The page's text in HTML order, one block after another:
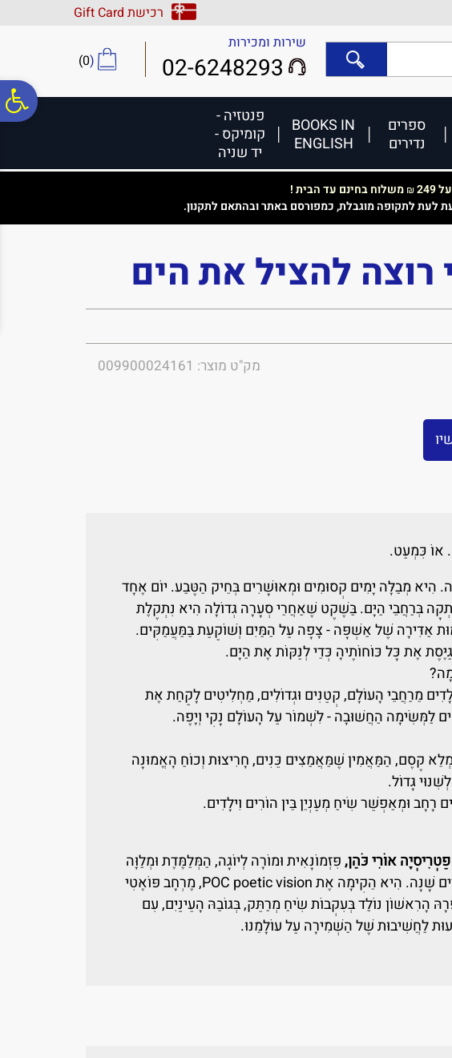
נגישות
אתר
המרכזי
רכישת Gift Card
שירות ומכירות
02-6248293
(
0
)
ספרים
נדירים
BOOKS IN
ENGLISH
פנטזיה -
קומיקס -
יד שניה
₪משלוח בחינם עד הבית !
לעת לתקופה מוגבלת, כמפורסם באתר ובהתאם לתקנון.
רוצה להציל את הים
מק"ט מוצר: 009900024161
אוֹ כִּמְעַט.
הִיא מְבַלָּה יָמִים קְסוּמִים וּמְאוּשָּׁרִים בְּחֵיק הַטֶּבַע. יוֹם אֶחָד
בְּרַחֲבֵי הַיָּם. בַּשֶּׁקֶט שֶׁאַחֲרֵי סְעָרָה גְּדוֹלָה הִיא נִתְקֶלֶת
אַדִּירָה שֶׁל אַשְׁפָּה - צָפָה עַל הַמַּיִם וְשׁוֹקַעַת בַּמַּעֲמַקִּים.
אֶת כָּל כּוֹחוֹתֶיהָ כְּדֵי לְנַקּוֹת אֶת הַיָּם.
מֵרַחֲבֵי הָעוֹלָם, קְטַנִּים וּגְדוֹלִים, מַחְלִיטִים לָקַחַת אֶת
לַמְּשִׂימָה הַחֲשׁוּבָה - לִשְׁמוֹר עַל הָעוֹלָם נָקִי וְיָפֶה.
קֶסֶם, הַמַּאֲמִין שֶׁמַּאֲמַצִּים כֵּנִים, חָרִיצוּת וְכוֹחַ הָאֱמוּנָה
גָּדוֹל.
רָחָב וּמְאַפְשֵׁר שִׂיחַ מְעַנְיֵן בֵּין הוֹרִים וִילָדִים.
פַּטְרִיסְיָה אוֹרִי כֹּהֵן,פִּזְמוֹנָאִית וּמוֹרָה לְיוֹגָה, הַמְּלַמֶּדֶת וּמְלַוָּה
יְלָדִים וּמְבוּגָּרִים זֶה עֶשְׂרִים שָׁנָה. הִיא הֵקִימָה אֶת POC poetic vision, מֶרְחָב פּוֹאֶטִי
הָרִאשׁוֹן נוֹלַד בְּעִקְבוֹת שִׂיחַ מְרַתֵּק, בְּגוֹבַהּ הָעֵינַיִם, עִם
לַחֲשִׁיבוּת שֶׁל הַשְּׁמִירָה עַל עוֹלָמֵנוּ.